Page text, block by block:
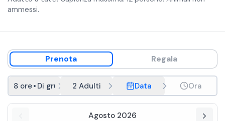
ammessi.
Prenota Regala
8 ore• Di gruppo 2 Adulti Data Ora
Agosto 2026